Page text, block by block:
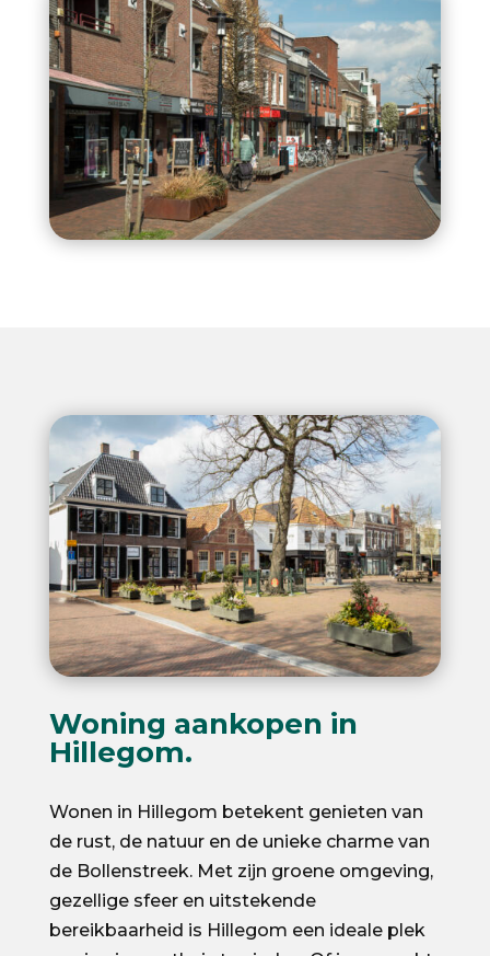
Woning aankopen in
Hillegom.
Wonen in Hillegom betekent genieten van
de rust, de natuur en de unieke charme van
de Bollenstreek. Met zijn groene omgeving,
gezellige sfeer en uitstekende
bereikbaarheid is Hillegom een ideale plek